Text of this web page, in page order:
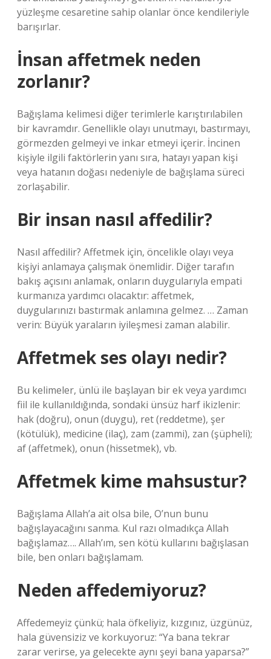
yüzleşme cesaretine sahip olanlar önce kendileriyle
barışırlar.
İnsan affetmek neden
zorlanır?
Bağışlama kelimesi diğer terimlerle karıştırılabilen
bir kavramdır. Genellikle olayı unutmayı, bastırmayı,
görmezden gelmeyi ve inkar etmeyi içerir. İncinen
kişiyle ilgili faktörlerin yanı sıra, hatayı yapan kişi
veya hatanın doğası nedeniyle de bağışlama süreci
zorlaşabilir.
Bir insan nasıl affedilir?
Nasıl affedilir? Affetmek için, öncelikle olayı veya
kişiyi anlamaya çalışmak önemlidir. Diğer tarafın
bakış açısını anlamak, onların duygularıyla empati
kurmanıza yardımcı olacaktır: affetmek,
duygularınızı bastırmak anlamına gelmez. … Zaman
verin: Büyük yaraların iyileşmesi zaman alabilir.
Affetmek ses olayı nedir?
Bu kelimeler, ünlü ile başlayan bir ek veya yardımcı
fiil ile kullanıldığında, sondaki ünsüz harf ikizlenir:
hak (doğru), onun (duygu), ret (reddetme), şer
(kötülük), medicine (ilaç), zam (zammi), zan (şüpheli);
af (affetmek), onun (hissetmek), vb.
Affetmek kime mahsustur?
Bağışlama Allah’a ait olsa bile, O’nun bunu
bağışlayacağını sanma. Kul razı olmadıkça Allah
bağışlamaz…. Allah’ım, sen kötü kullarını bağışlasan
bile, ben onları bağışlamam.
Neden affedemiyoruz?
Affedemeyiz çünkü; hala öfkeliyiz, kızgınız, üzgünüz,
hala güvensiziz ve korkuyoruz: “Ya bana tekrar
zarar verirse, ya gelecekte aynı şeyi bana yaparsa?”